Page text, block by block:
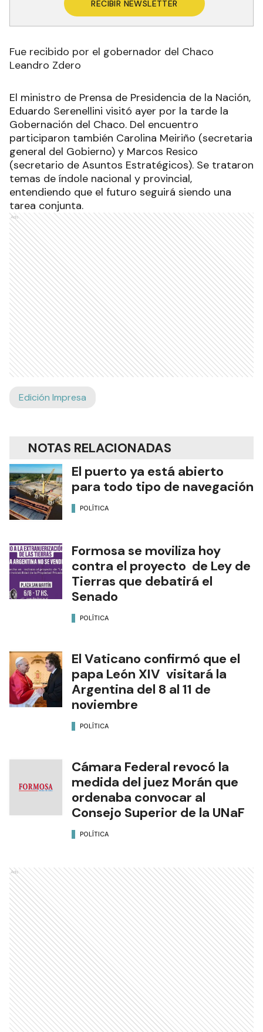
RECIBIR NEWSLETTER
Fue recibido por el gobernador del Chaco
Leandro Zdero
El ministro de Prensa de Presidencia de la Nación,
Eduardo Serenellini visitó ayer por la tarde la
Gobernación del Chaco. Del encuentro
participaron también Carolina Meiriño (secretaria
general del Gobierno) y Marcos Resico
(secretario de Asuntos Estratégicos). Se trataron
temas de índole nacional y provincial,
entendiendo que el futuro seguirá siendo una
tarea conjunta.
Ads
Edición Impresa
NOTAS RELACIONADAS
El puerto ya está abierto
para todo tipo de navegación
POLÍTICA
Formosa se moviliza hoy
contra el proyecto de Ley de
Tierras que debatirá el
Senado
POLÍTICA
El Vaticano confirmó que el
papa León XIV visitará la
Argentina del 8 al 11 de
noviembre
POLÍTICA
Cámara Federal revocó la
medida del juez Morán que
ordenaba convocar al
Consejo Superior de la UNaF
POLÍTICA
Ads